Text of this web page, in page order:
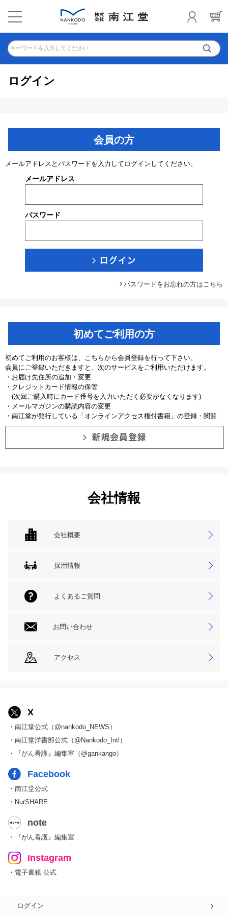
キーワードを入力してください
ログイン
会員の方
メールアドレスとパスワードを入力してログインしてください。
メールアドレス
パスワード
パスワードをお忘れの方はこちら
初めてご利用の方
初めてご利用のお客様は、こちらから会員登録を行って下さい。
会員にご登録いただきますと、次のサービスをご利用いただけます。
・お届け先住所の追加・変更
・クレジットカード情報の保管
(次回ご購入時にカード番号を入力いただく必要がなくなります)
・メールマガジンの購読内容の変更
・南江堂が発行している「オンラインアクセス権付書籍」の登録・閲覧
会社情報
会社概要
採用情報
よくあるご質問
お問い合わせ
アクセス
X
・南江堂公式（@nankodo_NEWS）
・南江堂洋書部公式（@Nankodo_Intl）
・『がん看護』編集室（@gankango）
Facebook
・南江堂公式
・NurSHARE
note
・『がん看護』編集室
Instagram
・電子書籍 公式
ログイン